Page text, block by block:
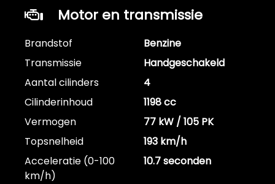
Motor en transmissie
Brandstof
Benzine
Transmissie
Handgeschakeld
Aantal cilinders
4
Cilinderinhoud
1198 cc
Vermogen
77 kW / 105 PK
Topsnelheid
193 km/h
Acceleratie (0-100
km/h)
10.7 seconden